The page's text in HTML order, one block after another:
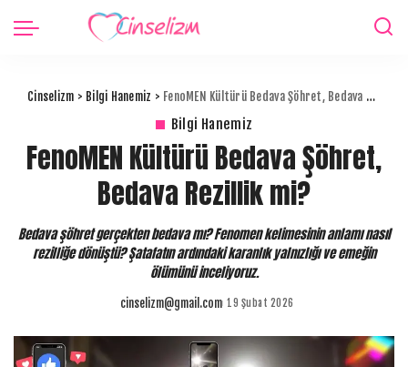
Cinselizm > Bilgi Hanemiz > FenoMEN Kültürü Bedava Şöhret, Bedava Rezillik mi?
Bilgi Hanemiz
FenoMEN Kültürü Bedava Şöhret,
Bedava Rezillik mi?
Bedava şöhret gerçekten bedava mı? Fenomen kelimesinin anlamı nasıl
rezilliğe dönüştü? Şatafatın ardındaki karanlık yalnızlığı ve emeğin
ölümünü inceliyoruz.
Posted
cinselizm@gmail.com 19 Şubat 2026